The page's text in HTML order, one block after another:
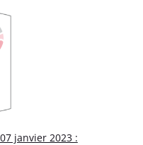
janvier 2023 :